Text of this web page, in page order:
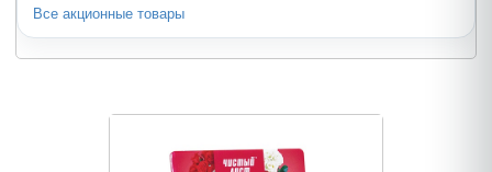
Все акционные товары